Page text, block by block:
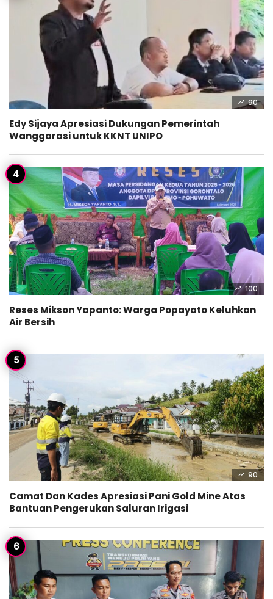
90
Edy Sijaya Apresiasi Dukungan Pemerintah
Wanggarasi untuk KKNT UNIPO
100
Reses Mikson Yapanto: Warga Popayato Keluhkan
Air Bersih
90
Camat Dan Kades Apresiasi Pani Gold Mine Atas
Bantuan Pengerukan Saluran Irigasi